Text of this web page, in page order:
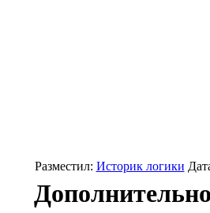
Разместил: Историк логики